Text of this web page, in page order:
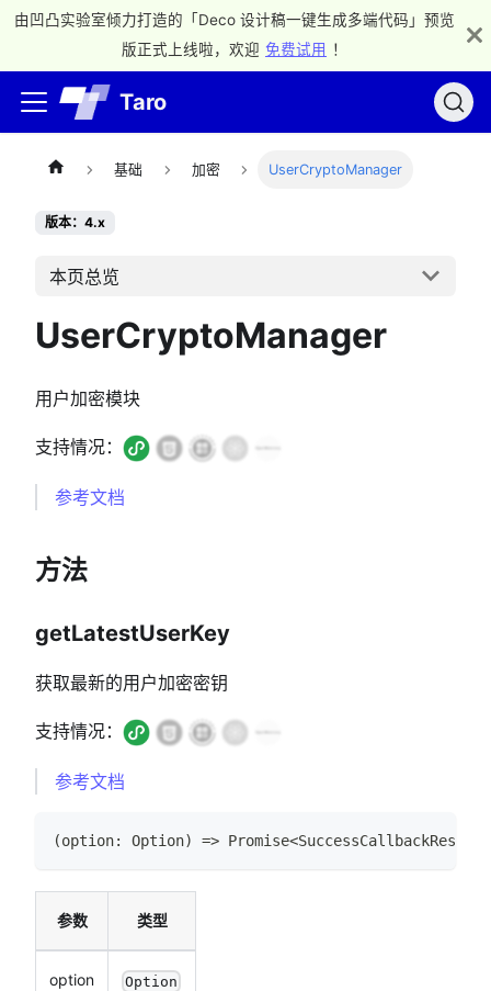
由凹凸实验室倾力打造的「Deco 设计稿一键生成多端代码」预览
版正式上线啦，欢迎 免费试用 ！
Taro
基础 加密 UserCryptoManager
版本：4.x
本页总览
UserCryptoManager
用户加密模块
支持情况：
参考文档
方法
getLatestUserKey
获取最新的用户加密密钥
支持情况：
参考文档
(option: Option) => Promise<SuccessCallbackResult
参数 类型
option Option